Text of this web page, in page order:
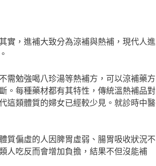
實，進補大致分為涼補與熱補，現代人進
勉強喝八珍湯等熱補方，可以涼補藥方
。每種藥材都有其特性，傳統溫熱補品對
這類體質的婦女已經較少見。就診時中醫
偏虛的人因脾胃虛弱、腸胃吸收狀況不
人吃反而會增加負擔，結果不但沒能補